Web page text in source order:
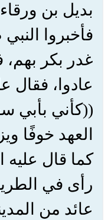
بديل بن
فأخبروا
غدر بكر بهم،
عادوا، فقال
((كأني بأبي
العهد خوفًا
كما قال عليه
رأى في
عائد من